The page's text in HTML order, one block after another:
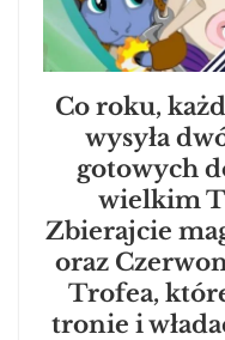
Co roku,
wysyła
gotowych
wielkim
Zbierajcie
oraz
Trofea,
tronie i